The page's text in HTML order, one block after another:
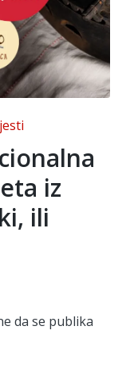
iz
ili
da se publika